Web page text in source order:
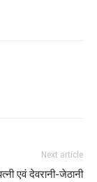
Next article
एवं देवरानी-जेठानी